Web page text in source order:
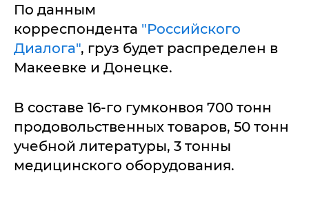
По данным
корреспондента "Российского
Диалога", груз будет распределен в
Макеевке и Донецке.
В составе 16-го гумконвоя 700 тонн
продовольственных товаров, 50 тонн
учебной литературы, 3 тонны
медицинского оборудования.